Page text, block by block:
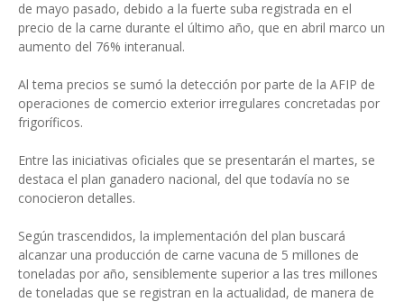
de mayo pasado, debido a la fuerte suba registrada en el
precio de la carne durante el último año, que en abril marco un
aumento del 76% interanual.
Al tema precios se sumó la detección por parte de la AFIP de
operaciones de comercio exterior irregulares concretadas por
frigoríficos.
Entre las iniciativas oficiales que se presentarán el martes, se
destaca el plan ganadero nacional, del que todavía no se
conocieron detalles.
Según trascendidos, la implementación del plan buscará
alcanzar una producción de carne vacuna de 5 millones de
toneladas por año, sensiblemente superior a las tres millones
de toneladas que se registran en la actualidad, de manera de